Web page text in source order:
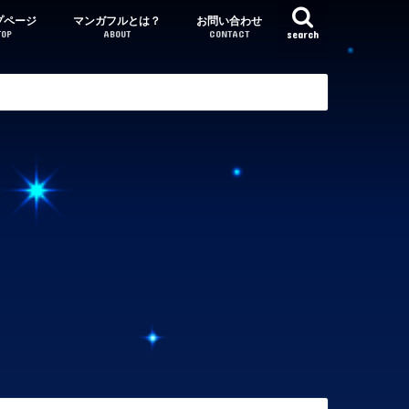
search
ページ マンガフルとは？
ABOUT
お問い合わせ
CONTACT